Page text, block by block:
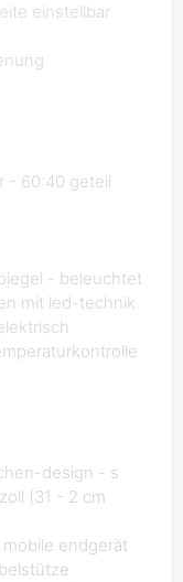
einstellbar
- 60:40 geteil
- beleuchtet
mit led-technik
design - s
(31 - 2 cm
endgerät